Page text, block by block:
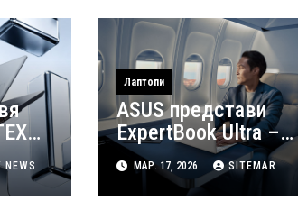
NEWS
Лаптопи
ASUS представи
ExpertBook Ultra –
ново поколение
бизнес лаптоп с
МАР. 17, 2026 SITEMAR